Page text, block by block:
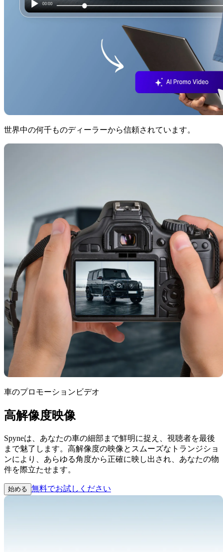
世界中の何千ものディーラーから信頼されています。
車のプロモーションビデオ
高解像度映像
Spyneは、あなたの車の細部まで鮮明に捉え、視聴者を最後
まで魅了します。高解像度の映像とスムーズなトランジショ
ンにより、あらゆる角度から正確に映し出され、あなたの物
件を際立たせます。
始める 無料でお試しください